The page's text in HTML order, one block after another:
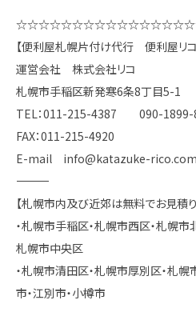
【便利屋札幌片付け代行 便利屋リコ
運営会社 株式会社リコ
札幌市手稲区新発寒6条8丁目5-1
TEL：011-215-4387 090-1899-
FAX：011-215-4920
E-mail info@katazuke-rico.com
――――――――――――――――――――――――――――――――――――――――
【札幌市内及び近郊は無料でお見積
・札幌市手稲区・札幌市西区・札幌市
札幌市中央区
・札幌市清田区・札幌市厚別区・札
市・江別市・小樽市